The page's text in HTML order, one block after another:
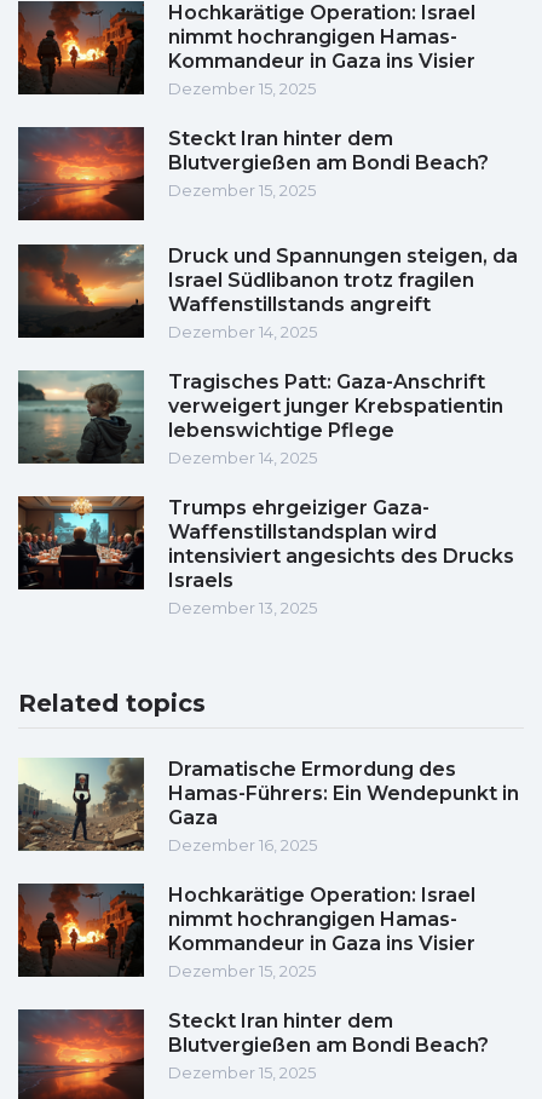
Hochkarätige Operation: Israel
nimmt hochrangigen Hamas-
Kommandeur in Gaza ins Visier
Dezember 15, 2025
Steckt Iran hinter dem
Blutvergießen am Bondi Beach?
Dezember 15, 2025
Druck und Spannungen steigen, da
Israel Südlibanon trotz fragilen
Waffenstillstands angreift
Dezember 14, 2025
Tragisches Patt: Gaza-Anschrift
verweigert junger Krebspatientin
lebenswichtige Pflege
Dezember 14, 2025
Trumps ehrgeiziger Gaza-
Waffenstillstandsplan wird
intensiviert angesichts des Drucks
Israels
Dezember 13, 2025
Related topics
Dramatische Ermordung des
Hamas-Führers: Ein Wendepunkt in
Gaza
Dezember 16, 2025
Hochkarätige Operation: Israel
nimmt hochrangigen Hamas-
Kommandeur in Gaza ins Visier
Dezember 15, 2025
Steckt Iran hinter dem
Blutvergießen am Bondi Beach?
Dezember 15, 2025